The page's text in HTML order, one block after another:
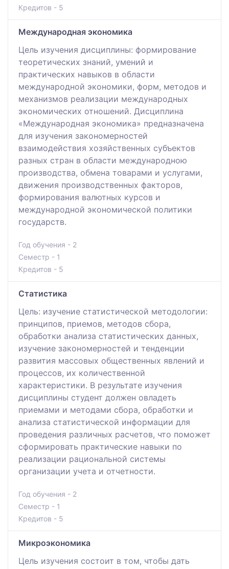
Кредитов - 5
Международная экономика
Цель изучения дисциплины: формирование
теоретических знаний, умений и
практических навыков в области
международной экономики, форм, методов и
механизмов реализации международных
экономических отношений. Дисциплина
«Международная экономика» предназначена
для изучения закономерностей
взаимодействия хозяйственных субъектов
разных стран в области международною
производства, обмена товарами и услугами,
движения производственных факторов,
формирования валютных курсов и
международной экономической политики
государств.
Год обучения - 2
Семестр - 1
Кредитов - 5
Статистика
Цель: изучение статистической методологии:
принципов, приемов, методов сбора,
обработки анализа статистических данных,
изучение закономерностей и тенденции
развития массовых общественных явлений и
процессов, их количественной
характеристики. В результате изучения
дисциплины студент должен овладеть
приемами и методами сбора, обработки и
анализа статистической информации для
проведения различных расчетов, что поможет
сформировать практические навыки по
реализации рациональной системы
организации учета и отчетности.
Год обучения - 2
Семестр - 1
Кредитов - 5
Микроэкономика
Цель изучения состоит в том, чтобы дать